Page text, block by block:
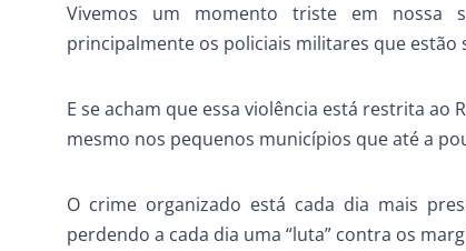
Vivemos um momento triste em nossa
principalmente os policiais militares que
E se acham que essa violência está restrita ao
mesmo nos pequenos municípios que até a
O crime organizado está cada dia mais
perdendo a cada dia uma “luta” contra os